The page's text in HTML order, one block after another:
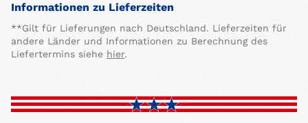
Informationen zu Lieferzeiten
**Gilt für Lieferungen nach Deutschland. Lieferzeiten für
andere Länder und Informationen zu Berechnung des
Liefertermins siehe hier.